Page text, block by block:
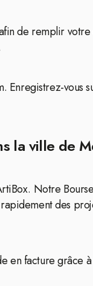
de remplir
vous
la ville de
Notre
des
en facture grâce